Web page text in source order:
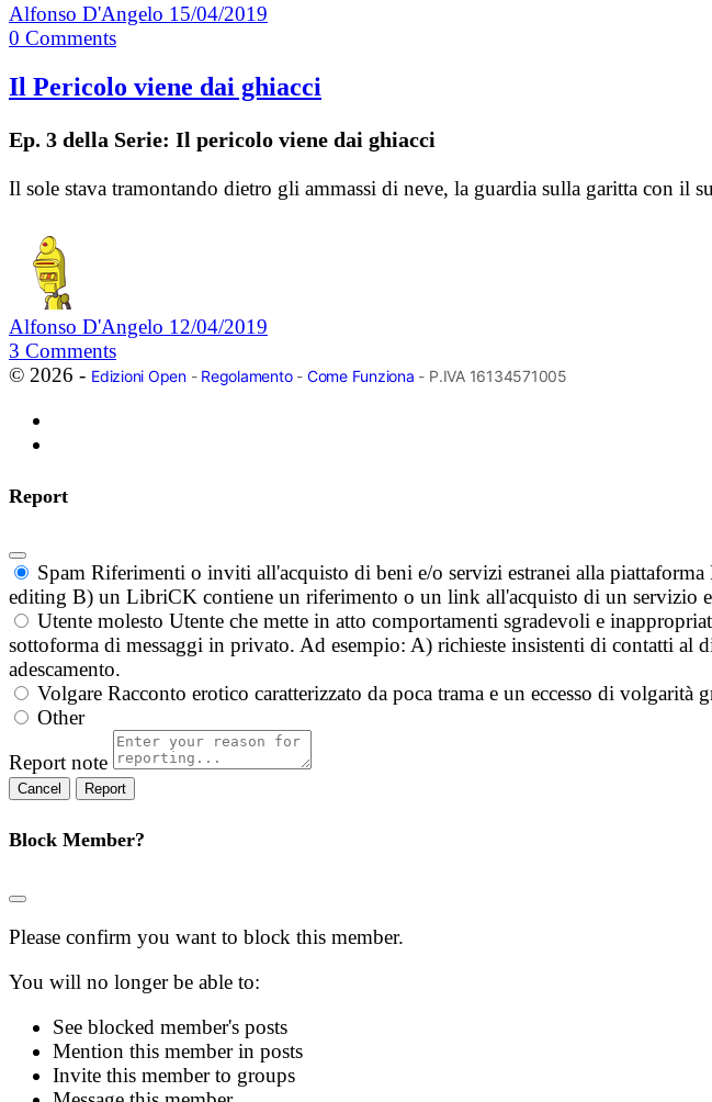
Alfonso D'Angelo 15/04/2019
0 Comments
Il Pericolo viene dai ghiacci
Ep. 3 della Serie: Il pericolo viene dai ghiacci
Il sole stava tramontando dietro gli ammassi di neve, la guardia sulla garitta con il
Alfonso D'Angelo 12/04/2019
3 Comments
© 2026 - Edizioni Open- Regolamento- Come Funziona - P.IVA 16134571005
Report
Spam Riferimenti o inviti all'acquisto di beni e/o servizi estranei alla
editing B) un LibriCK contiene un riferimento o un link all'acquisto di un servizio
Utente molesto Utente che mette in atto comportamenti sgradevoli e
sottoforma di messaggi in privato. Ad esempio: A) richieste insistenti di contatti
adescamento.
Volgare Racconto erotico caratterizzato da poca trama e un eccesso di volgarità
Other
Report note
Report
Block Member?
Please confirm you want to block this member.
You will no longer be able to:
See blocked member's posts
Mention this member in posts
Invite this member to groups